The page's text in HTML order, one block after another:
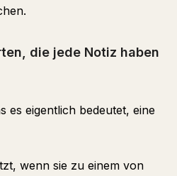
die jede Notiz haben
es eigentlich bedeutet, eine
wenn sie zu einem von